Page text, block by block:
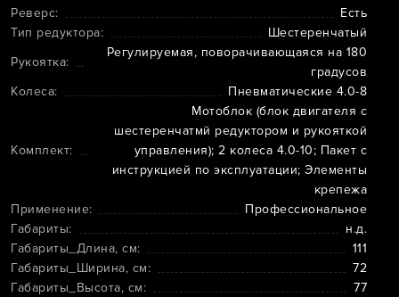
Реверс:
Есть
Тип редуктора:
Шестеренчатый
Рукоятка:
Регулируемая, поворачивающаяся на 180
градусов
Колеса:
Пневматические 4.0-8
Комплект:
Мотоблок (блок двигателя с
шестеренчатмй редуктором и рукояткой
управления); 2 колеса 4.0-10; Пакет с
инструкцией по эксплуатации; Элементы
крепежа
Применение:
Профессиональное
Габариты:
н.д.
Габариты_Длина, см:
111
Габариты_Ширина, см:
72
Габариты_Высота, см:
77